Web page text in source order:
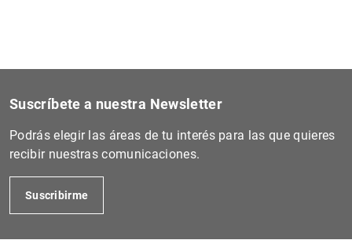
Suscríbete a nuestra Newsletter
Podrás elegir las áreas de tu interés para las que quieres
recibir nuestras comunicaciones.
Suscribirme